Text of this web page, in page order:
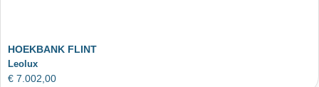
HOEKBANK FLINT
Leolux
€ 7.002,00